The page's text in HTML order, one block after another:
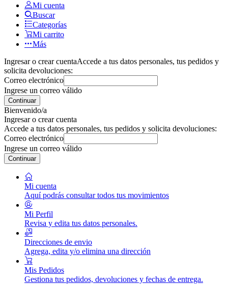
Mi cuenta
Buscar
Categorías
Mi carrito
Más
Ingresar o crear cuentaAccede a tus datos personales, tus pedidos y
solicita devoluciones:
Correo electrónico
Ingrese un correo válido
Continuar
Bienvenido/a
Ingresar o crear cuenta
Accede a tus datos personales, tus pedidos y solicita devoluciones:
Correo electrónico
Ingrese un correo válido
Continuar
Mi cuenta
Aquí podrás consultar todos tus movimientos
Mi Perfil
Revisa y edita tus datos personales.
Direcciones de envio
Agrega, edita y/o elimina una dirección
Mis Pedidos
Gestiona tus pedidos, devoluciones y fechas de entrega.